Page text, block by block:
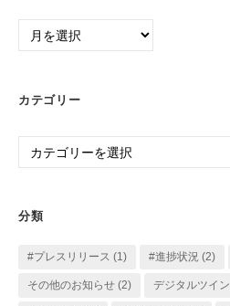
月
カ
カテゴリー
カ
ー
分類
#プレスリリース (1) #進捗状況 (2)
その他のお知らせ (2) デジタルツイン